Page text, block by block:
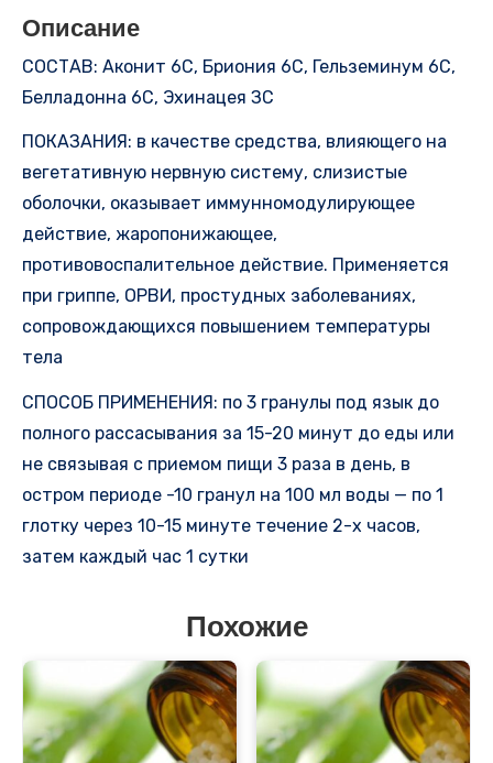
Описание
СОСТАВ: Аконит 6С, Бриония 6С, Гельземинум 6С,
Белладонна 6С, Эхинацея ЗС
ПОКАЗАНИЯ: в качестве средства, влияющего на
вегетативную нервную систему, слизистые
оболочки, оказывает иммунномодулирующее
действие, жаропонижающее,
противовоспалительное действие. Применяется
при гриппе, ОРВИ, простудных заболеваниях,
сопровождающихся повышением температуры
тела
СПОСОБ ПРИМЕНЕНИЯ: по 3 гранулы под язык до
полного рассасывания за 15-20 минут до еды или
не связывая с приемом пищи 3 раза в день, в
остром периоде -10 гранул на 100 мл воды — по 1
глотку через 10-15 минуте течение 2-х часов,
затем каждый час 1 сутки
Похожие